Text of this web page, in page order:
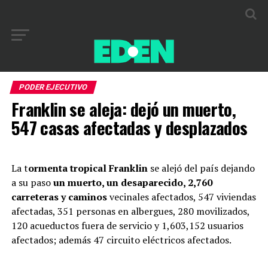
PODER EJECUTIVO
Franklin se aleja: dejó un muerto,
547 casas afectadas y desplazados
La tormenta tropical Franklinse alejó del país dejando
a su pasoun muerto, un desaparecido, 2,760
carreteras y caminosvecinales afectados, 547 viviendas
afectadas, 351 personas en albergues, 280 movilizados,
120 acueductos fuera de servicio y 1,603,152 usuarios
afectados; además 47 circuito eléctricos afectados.